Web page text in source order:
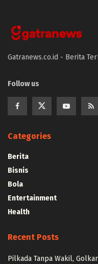
Gatranews.co.id - Berita
Follow us
Categories
Berita
Bisnis
Bola
Entertainment
Health
Recent Posts
Pilkada Tanpa Wakil,